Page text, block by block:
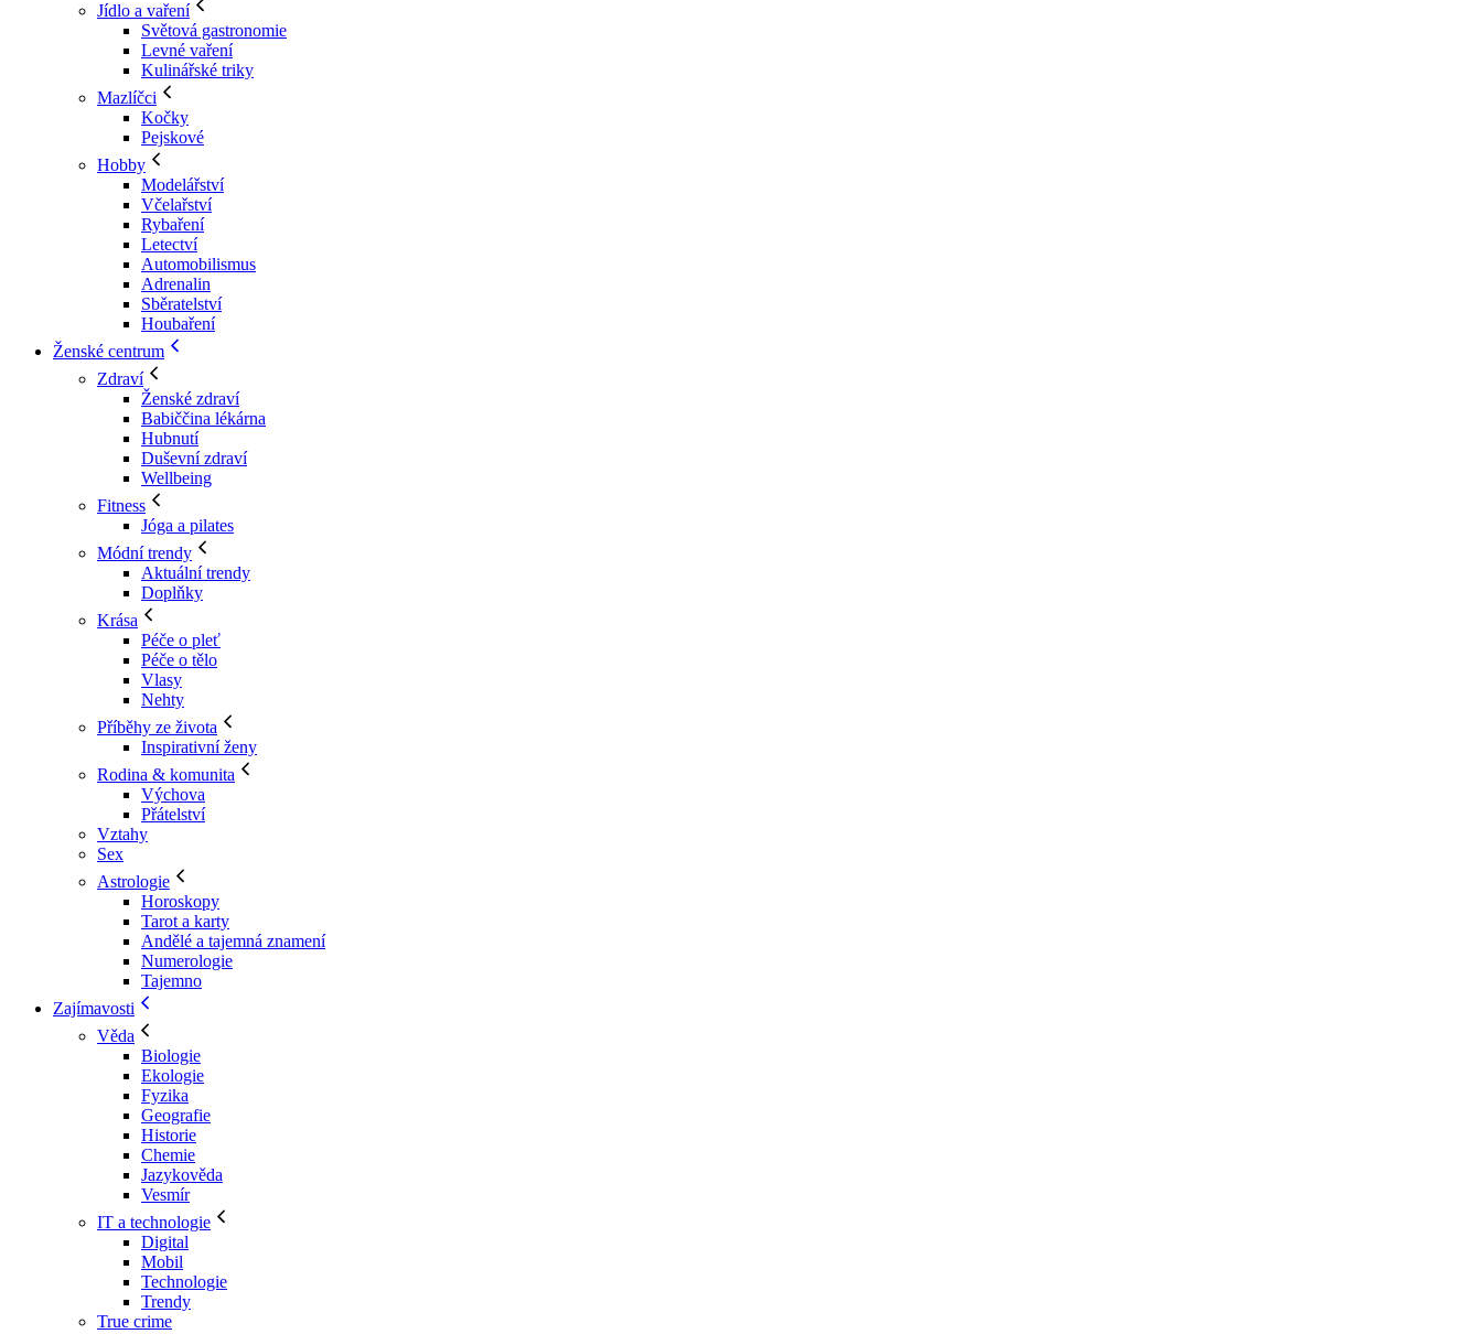
Jídlo a vaření
Světová gastronomie
Levné vaření
Kulinářské triky
Mazlíčci
Kočky
Pejskové
Hobby
Modelářství
Včelařství
Rybaření
Letectví
Automobilismus
Adrenalin
Sběratelství
Houbaření
Ženské centrum
Zdraví
Ženské zdraví
Babiččina lékárna
Hubnutí
Duševní zdraví
Wellbeing
Fitness
Jóga a pilates
Módní trendy
Aktuální trendy
Doplňky
Krása
Péče o pleť
Péče o tělo
Vlasy
Nehty
Příběhy ze života
Inspirativní ženy
Rodina & komunita
Výchova
Přátelství
Vztahy
Sex
Astrologie
Horoskopy
Tarot a karty
Andělé a tajemná znamení
Numerologie
Tajemno
Zajímavosti
Věda
Biologie
Ekologie
Fyzika
Geografie
Historie
Chemie
Jazykověda
Vesmír
IT a technologie
Digital
Mobil
Technologie
Trendy
True crime